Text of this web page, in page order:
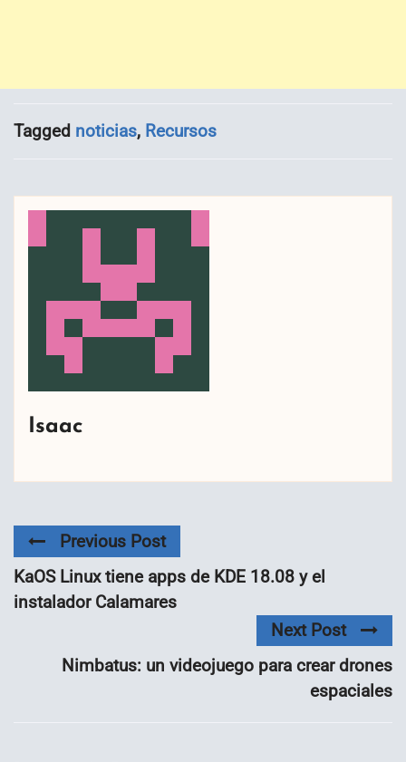
Tagged noticias, Recursos
Isaac
Previous Post
KaOS Linux tiene apps de KDE 18.08 y el
instalador Calamares
Next Post
Nimbatus: un videojuego para crear drones
espaciales